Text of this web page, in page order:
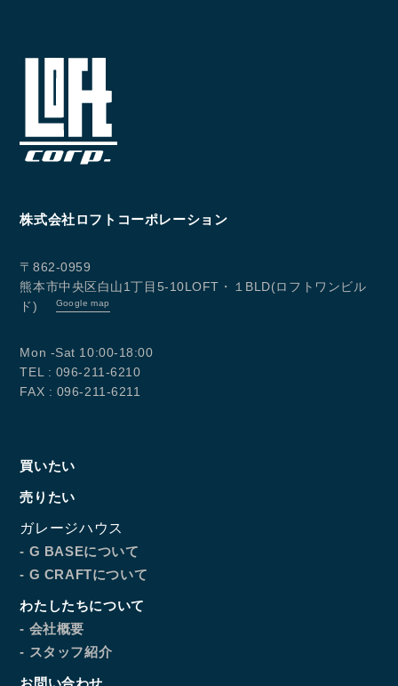
株式会社ロフトコーポレーション
〒862-0959
熊本市中央区白山1丁目5-10LOFT・１BLD(ロフトワンビル
ド)
Google map
Mon -Sat 10:00-18:00
TEL : 096-211-6210
FAX : 096-211-6211
買いたい
売りたい
ガレージハウス
- G BASEについて
- G CRAFTについて
わたしたちについて
- 会社概要
- スタッフ紹介